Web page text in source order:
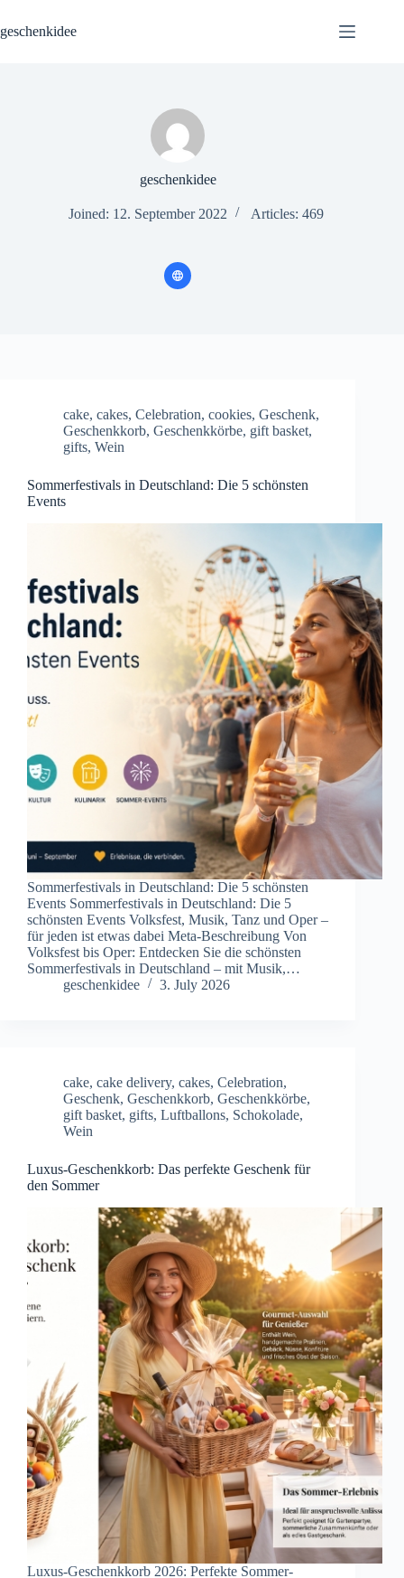
content
geschenkidee
geschenkidee
Joined: 12. September 2022 Articles: 469
cake, cakes, Celebration, cookies, Geschenk,
Geschenkkorb, Geschenkkörbe, gift basket,
gifts, Wein
Sommerfestivals in Deutschland: Die 5 schönsten
Events
Sommerfestivals in Deutschland: Die 5 schönsten
Events Sommerfestivals in Deutschland: Die 5
schönsten Events Volksfest, Musik, Tanz und Oper –
für jeden ist etwas dabei Meta-Beschreibung Von
Volksfest bis Oper: Entdecken Sie die schönsten
Sommerfestivals in Deutschland – mit Musik,…
geschenkidee
3. July 2026
cake, cake delivery, cakes, Celebration,
Geschenk, Geschenkkorb, Geschenkkörbe,
gift basket, gifts, Luftballons, Schokolade,
Wein
Luxus-Geschenkkorb: Das perfekte Geschenk für
den Sommer
Luxus-Geschenkkorb 2026: Perfekte Sommer-